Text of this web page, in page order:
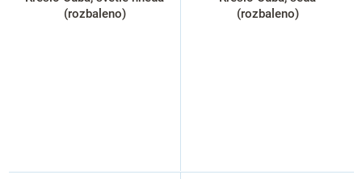
(rozbaleno)
(rozbaleno)